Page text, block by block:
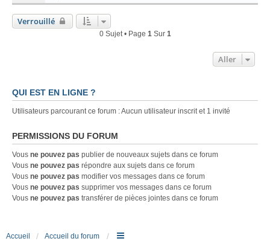
Verrouillé
0 Sujet • Page 1Sur 1
Aller
QUI EST EN LIGNE ?
Utilisateurs parcourant ce forum : Aucun utilisateur inscrit et 1 invité
PERMISSIONS DU FORUM
Vous ne pouvez pas publier de nouveaux sujets dans ce forum
Vous ne pouvez pas répondre aux sujets dans ce forum
Vous ne pouvez pas modifier vos messages dans ce forum
Vous ne pouvez pas supprimer vos messages dans ce forum
Vous ne pouvez pas transférer de pièces jointes dans ce forum
Accueil Accueil du forum